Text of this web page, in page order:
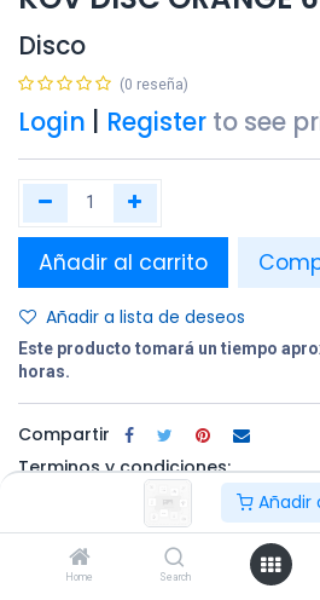
Añadir
Home Search
Disco
(0 reseña)
Login Register to see
Añadir al carrito
Añadir a lista de deseos
Este producto tomará un tiempo
horas.
Compartir
Terminos y condiciones:
100% original
Devolución en
un plazo de 30